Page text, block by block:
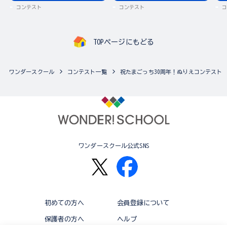
コンテスト コンテスト
TOPページにもどる
ワンダースクール コンテスト一覧 祝たまごっち30周年！ぬりえコンテスト
ワンダースクール公式SNS
初めての方へ 会員登録について
保護者の方へ ヘルプ